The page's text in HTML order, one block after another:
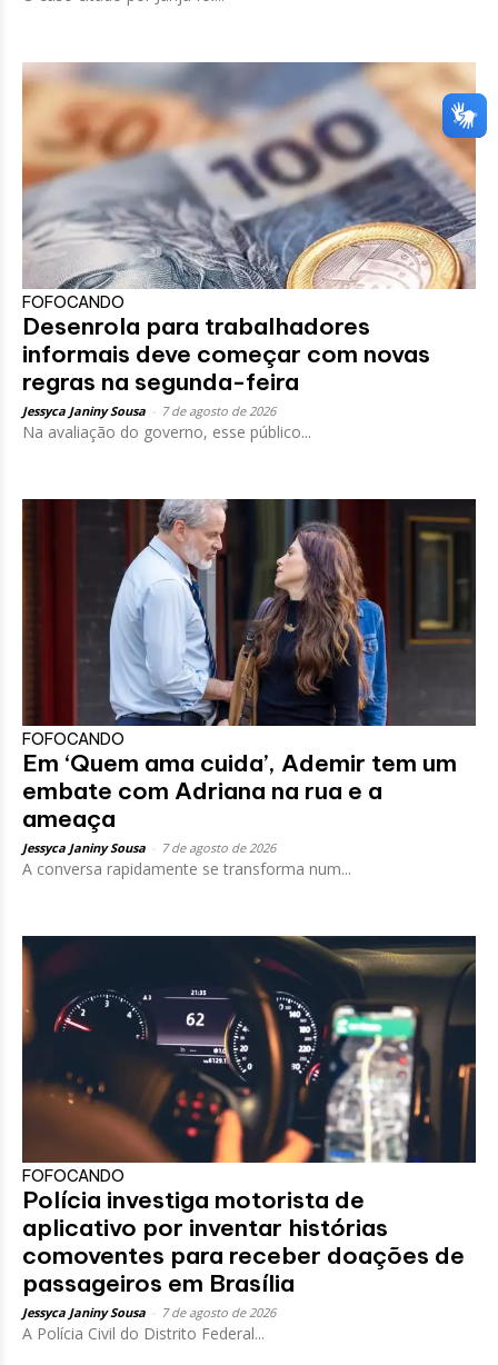
FOFOCANDO
Desenrola para trabalhadores
informais deve começar com novas
regras na segunda-feira
Jessyca Janiny Sousa 7 de agosto de 2026
Na avaliação do governo, esse público...
FOFOCANDO
Em ‘Quem ama cuida’, Ademir tem um
embate com Adriana na rua e a
ameaça
Jessyca Janiny Sousa 7 de agosto de 2026
A conversa rapidamente se transforma num...
FOFOCANDO
Polícia investiga motorista de
aplicativo por inventar histórias
comoventes para receber doações de
passageiros em Brasília
Jessyca Janiny Sousa 7 de agosto de 2026
A Polícia Civil do Distrito Federal...